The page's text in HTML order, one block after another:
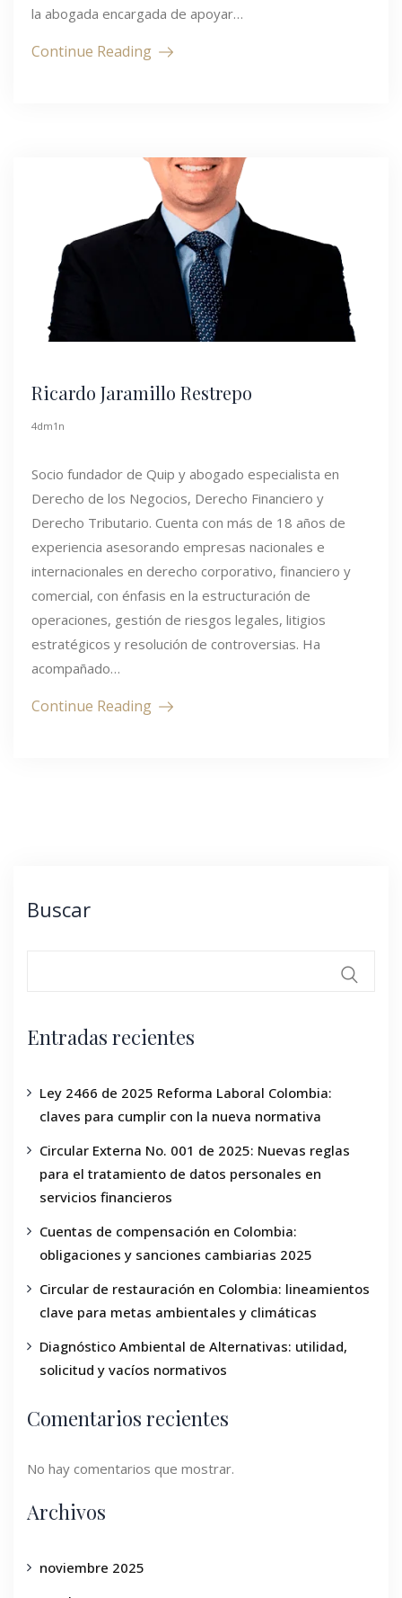
la abogada encargada de apoyar…
Continue Reading
Ricardo Jaramillo Restrepo
4dm1n
Socio fundador de Quip y abogado especialista en
Derecho de los Negocios, Derecho Financiero y
Derecho Tributario. Cuenta con más de 18 años de
experiencia asesorando empresas nacionales e
internacionales en derecho corporativo, financiero y
comercial, con énfasis en la estructuración de
operaciones, gestión de riesgos legales, litigios
estratégicos y resolución de controversias. Ha
acompañado…
Continue Reading
Buscar
Entradas recientes
Ley 2466 de 2025 Reforma Laboral Colombia:
claves para cumplir con la nueva normativa
Circular Externa No. 001 de 2025: Nuevas reglas
para el tratamiento de datos personales en
servicios financieros
Cuentas de compensación en Colombia:
obligaciones y sanciones cambiarias 2025
Circular de restauración en Colombia: lineamientos
clave para metas ambientales y climáticas
Diagnóstico Ambiental de Alternativas: utilidad,
solicitud y vacíos normativos
Comentarios recientes
No hay comentarios que mostrar.
Archivos
noviembre 2025